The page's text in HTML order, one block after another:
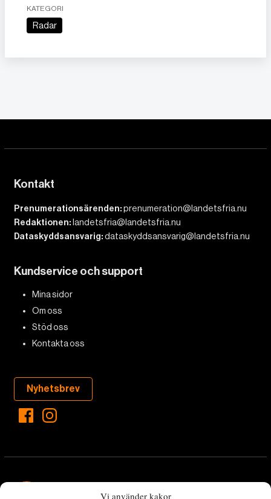
Vi använder kakor
KATEGORI
Radar
Kontakt
Prenumerationsärenden:prenumeration@landetsfria.nu
Redaktionen: landetsfria@landetsfria.nu
Dataskyddsansvarig:dataskyddsansvarig@landetsfria.nu
Kundservice och support
Mina sidor
Om oss
Stöd oss
Kontakta oss
Nyhetsbrev